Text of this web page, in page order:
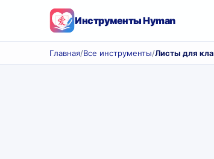
Инструменты Hyman
Главная/Все инструменты/Листы для